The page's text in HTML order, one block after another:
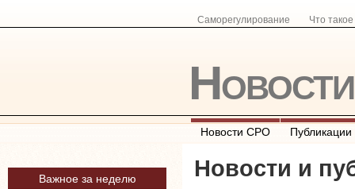
Саморегулирование Что
Новости СРО Публикации
Важное за неделю Новости и